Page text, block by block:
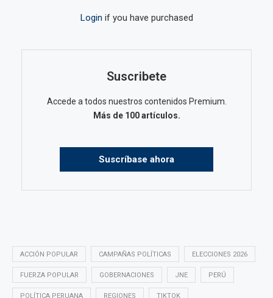
Login if you have purchased
Suscribete
Accede a todos nuestros contenidos Premium.
Más de 100 artículos.
Suscríbase ahora
ACCIÓN POPULAR CAMPAÑAS POLÍTICAS ELECCIONES 2026
FUERZA POPULAR GOBERNACIONES JNE PERÚ
POLÍTICA PERUANA REGIONES TIKTOK